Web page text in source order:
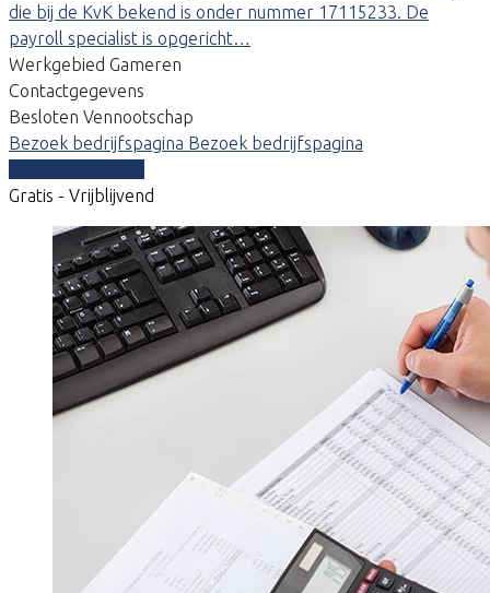
die bij de KvK bekend is onder nummer 17115233. De
payroll specialist is opgericht…
Werkgebied Gameren
Contactgegevens
Besloten Vennootschap
Bezoek bedrijfspagina Bezoek bedrijfspagina
Gratis - Vrijblijvend